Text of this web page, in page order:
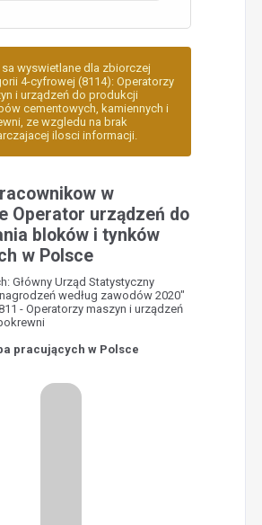
sa wyswietlane dla zbiorczej
4-cyfrowej (8114): Operatorzy
i urządzeń do produkcji
cementowych, kamiennych i
ze wzgledu na brak
ilosci informacji.
w
Operator urządzeń do
bloków i tynków
w Polsce
Główny Urząd Statystyczny
według zawodów 2020"
- Operatorzy maszyn i urządzeń
pracujących w Polsce